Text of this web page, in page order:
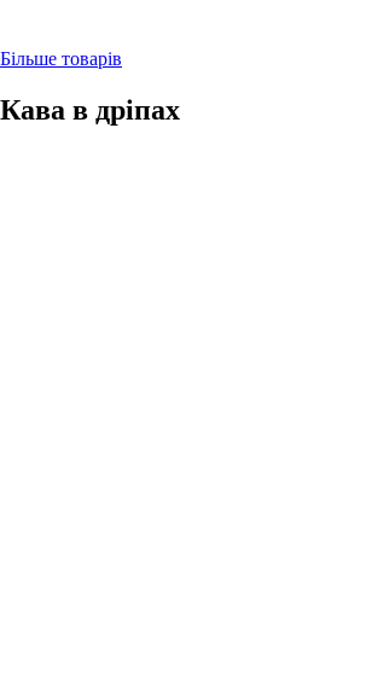
Більше товарів
Кава в дріпах